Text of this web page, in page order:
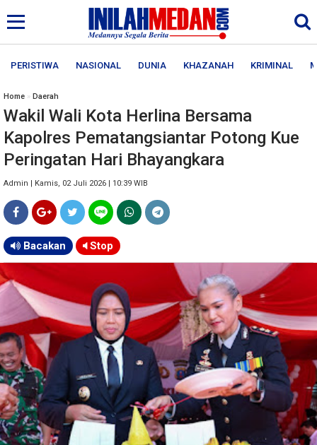
PERISTIWA NASIONAL DUNIA KHAZANAH KRIMINAL
Home » Daerah
Wakil Wali Kota Herlina Bersama
Kapolres Pematangsiantar Potong Kue
Peringatan Hari Bhayangkara
Admin | Kamis, 02 Juli 2026 | 10:39 WIB
Bacakan Stop